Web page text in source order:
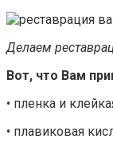
Делаем
Вот, что Вам
• пленка и
• плавиковая